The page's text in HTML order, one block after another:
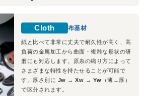
Cloth 布基材
紙と比べて非常に丈夫で耐久性が高く、高
負荷の金属加工から曲面・複雑な形状の研
磨にも対応します。原糸の織り方によって
さまざまな特性を持たせることが可能で
す。厚さ別に Jw → Xw → Yw （薄→厚）
で区分されます。